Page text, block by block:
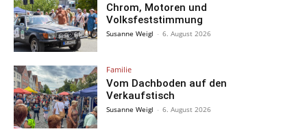
Chrom, Motoren und
Volksfeststimmung
Susanne Weigl - 6. August 2026
Familie
Vom Dachboden auf den
Verkaufstisch
Susanne Weigl - 6. August 2026